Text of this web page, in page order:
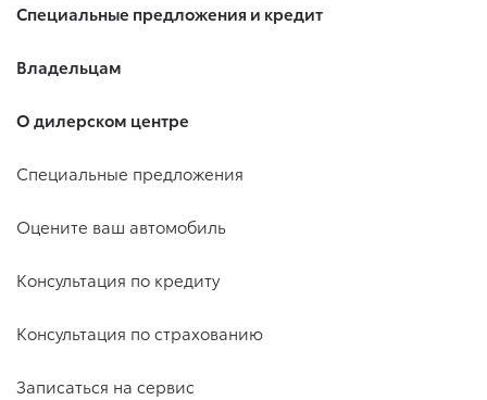
Специальные предложения и кредит
Владельцам
О дилерском центре
Специальные предложения
Оцените ваш автомобиль
Консультация по кредиту
Консультация по страхованию
Записаться на сервис